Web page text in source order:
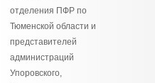
отделения ПФР по
Тюменской области и
представителей
администраций
Упоровского,